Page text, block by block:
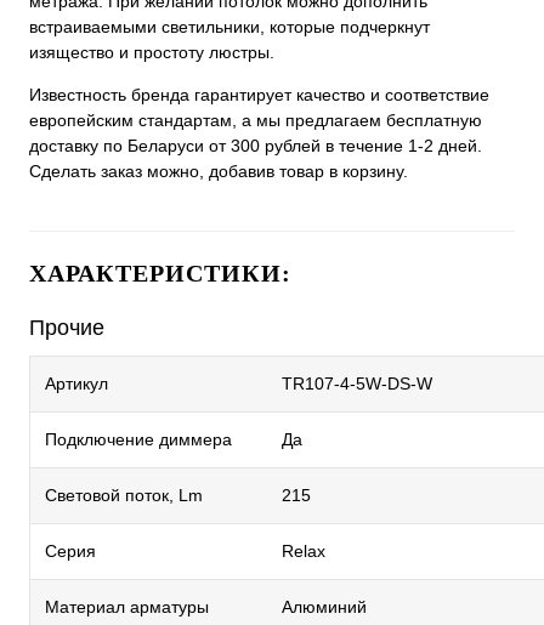
встраиваемыми светильники, которые подчеркнут
изящество и простоту люстры.
Известность бренда гарантирует качество и соответствие
европейским стандартам, а мы предлагаем бесплатную
доставку по Беларуси от 300 рублей в течение 1-2 дней.
Сделать заказ можно, добавив товар в корзину.
ХАРАКТЕРИСТИКИ:
Прочие
Артикул TR107-4-5W-DS-W
Подключение диммера Да
Световой поток, Lm 215
Серия Relax
Материал арматуры Алюминий